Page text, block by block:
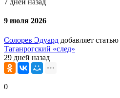
7 дней назад
9 июля 2026
Солорев Эдуард добавляет статью
Таганрогский «след»
29 дней назад
0